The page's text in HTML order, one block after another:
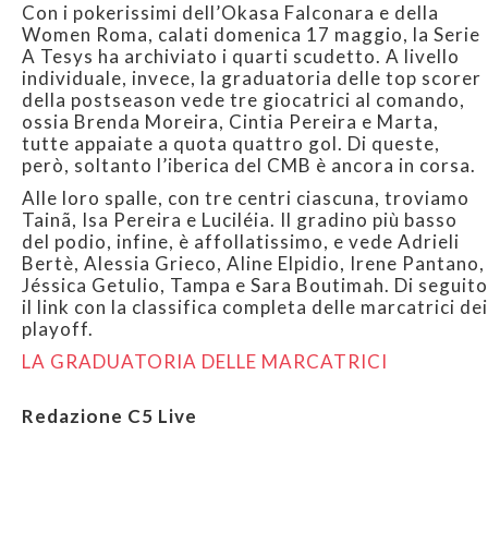
Con i pokerissimi dell’Okasa Falconara e della
Women Roma, calati domenica 17 maggio, la Serie
A Tesys ha archiviato i quarti scudetto. A livello
individuale, invece, la graduatoria delle top scorer
della postseason vede tre giocatrici al comando,
ossia Brenda Moreira, Cintia Pereira e Marta,
tutte appaiate a quota quattro gol. Di queste,
però, soltanto l’iberica del CMB è ancora in corsa.
Alle loro spalle, con tre centri ciascuna, troviamo
Tainã, Isa Pereira e Luciléia. Il gradino più basso
del podio, infine, è affollatissimo, e vede Adrieli
Bertè, Alessia Grieco, Aline Elpidio, Irene Pantano,
Jéssica Getulio, Tampa e Sara Boutimah. Di seguito
il link con la classifica completa delle marcatrici dei
playoff.
LA GRADUATORIA DELLE MARCATRICI
Redazione C5 Live